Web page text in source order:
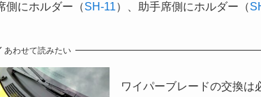
側にホルダー（SH-11）、助手席側にホルダー（
あわせて読みたい
ワイパーブレードの交換は